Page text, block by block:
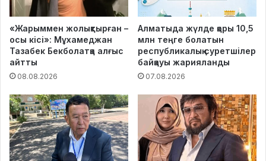
«Жарыммен жолықтырған –
осы кісі»: Мұхамеджан
Тазабек Бекболатқа алғыс
айтты
08.08.2026
Алматыда жүлде қоры 10,5
млн теңге болатын
республикалық суретшілер
байқауы жарияланды
07.08.2026